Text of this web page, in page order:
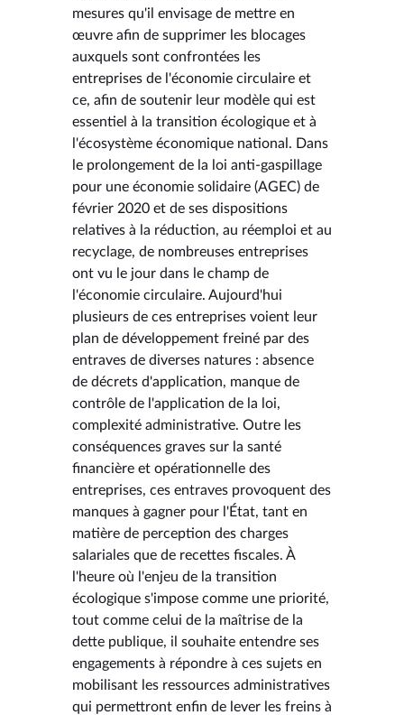
mesures qu'il envisage de mettre en
œuvre afin de supprimer les blocages
auxquels sont confrontées les
entreprises de l'économie circulaire et
ce, afin de soutenir leur modèle qui est
essentiel à la transition écologique et à
l'écosystème économique national. Dans
le prolongement de la loi anti-gaspillage
pour une économie solidaire (AGEC) de
février 2020 et de ses dispositions
relatives à la réduction, au réemploi et au
recyclage, de nombreuses entreprises
ont vu le jour dans le champ de
l'économie circulaire. Aujourd'hui
plusieurs de ces entreprises voient leur
plan de développement freiné par des
entraves de diverses natures : absence
de décrets d'application, manque de
contrôle de l'application de la loi,
complexité administrative. Outre les
conséquences graves sur la santé
financière et opérationnelle des
entreprises, ces entraves provoquent des
manques à gagner pour l'État, tant en
matière de perception des charges
salariales que de recettes fiscales. À
l'heure où l'enjeu de la transition
écologique s'impose comme une priorité,
tout comme celui de la maîtrise de la
dette publique, il souhaite entendre ses
engagements à répondre à ces sujets en
mobilisant les ressources administratives
qui permettront enfin de lever les freins à